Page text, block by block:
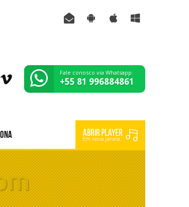
Fale conosco via Whatsapp:
+55 81 996884861